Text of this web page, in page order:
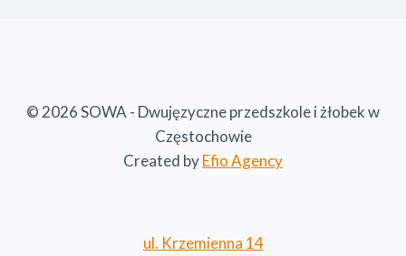
© 2026 SOWA - Dwujęzyczne przedszkole i żłobek w
Częstochowie
Created byEfio Agency
ul. Krzemienna 14